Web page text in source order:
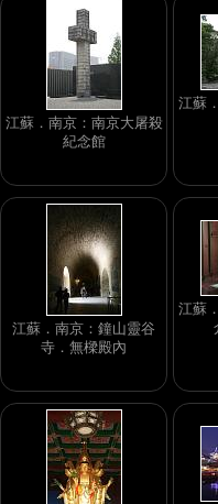
江蘇．南京：南京大屠殺
紀念館
江蘇
江蘇．南京：鐘山靈谷
寺．無樑殿內
江蘇